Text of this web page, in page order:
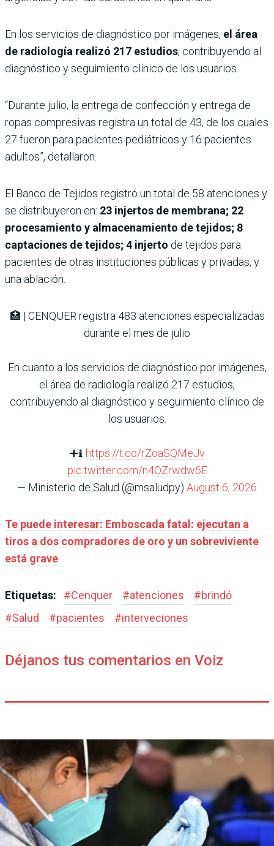
En los servicios de diagnóstico por imágenes, el área
de radiología realizó 217 estudios, contribuyendo al
diagnóstico y seguimiento clínico de los usuarios.
“Durante julio, la entrega de confección y entrega de
ropas compresivas registra un total de 43, de los cuales
27 fueron para pacientes pediátricos y 16 pacientes
adultos”, detallaron.
El Banco de Tejidos registró un total de 58 atenciones y
se distribuyeron en: 23 injertos de membrana; 22
procesamiento y almacenamiento de tejidos; 8
captaciones de tejidos; 4 injerto de tejidos para
pacientes de otras instituciones públicas y privadas, y
una ablación.
🏥 | CENQUER registra 483 atenciones especializadas
durante el mes de julio
En cuanto a los servicios de diagnóstico por imágenes,
el área de radiología realizó 217 estudios,
contribuyendo al diagnóstico y seguimiento clínico de
los usuarios.
➕ℹ️ https://t.co/rZoaSQMeJv
pic.twitter.com/n4OZrwdw6E
— Ministerio de Salud (@msaludpy) August 6, 2026
Te puede interesar: Emboscada fatal: ejecutan a
tiros a dos compradores de oro y un sobreviviente
está grave
Etiquetas: #Cenquer #atenciones #brindó
#Salud #pacientes #interveciones
Déjanos tus comentarios en Voiz